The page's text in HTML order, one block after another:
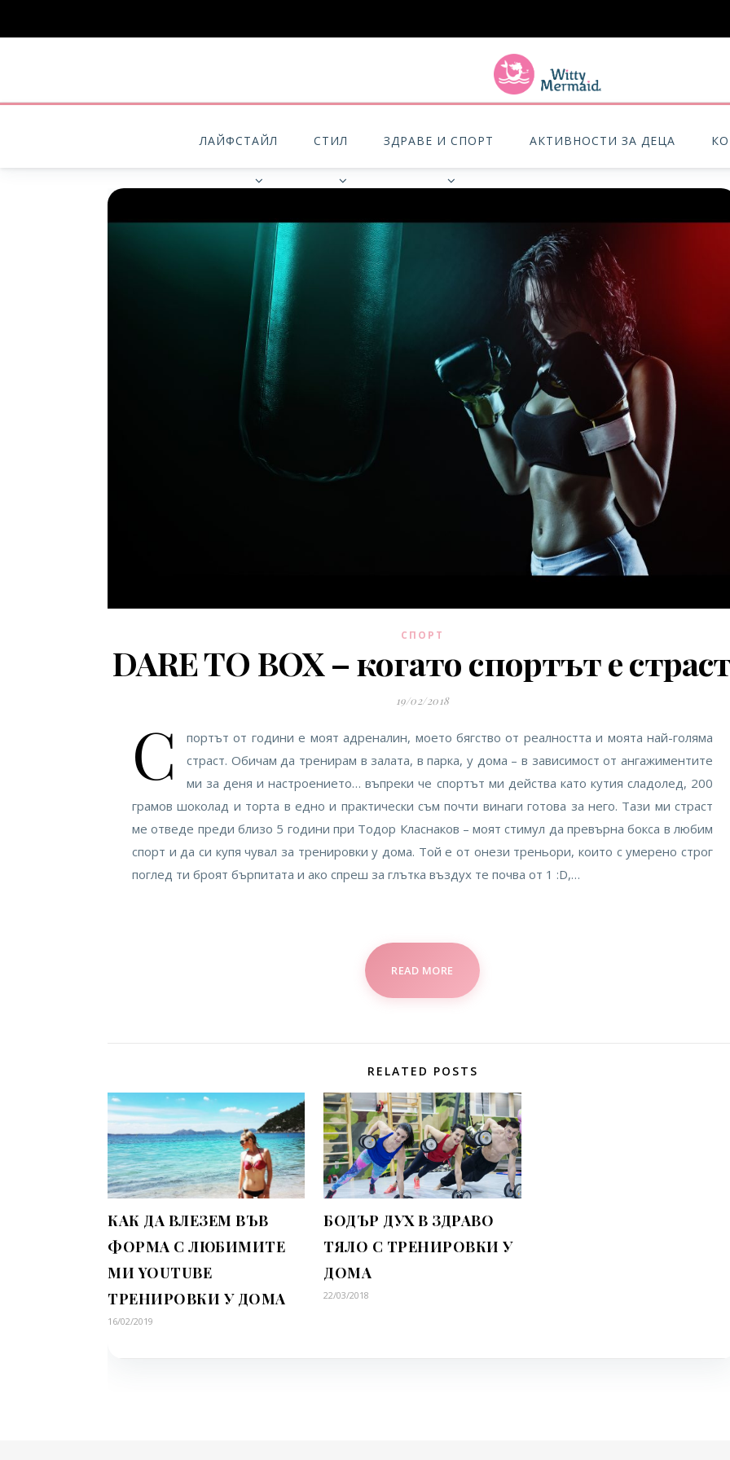
ЛАЙФСТАЙЛ СТИЛ ЗДРАВЕ И СПОРТ АКТИВНОСТИ ЗА ДЕЦА
СПОРТ
DARE TO BOX – когато спортът е
19/02/2018
С
портът от години е моят адреналин, моето бягство от реалността и моята най-голяма
страст. Обичам да тренирам в залата, в парка, у дома – в зависимост от ангажиментите
ми за деня и настроението… въпреки че спортът ми действа като кутия сладолед, 200
грамов шоколад и торта в едно и практически съм почти винаги готова за него. Тази ми страст
ме отведе преди близо 5 години при Тодор Класнаков – моят стимул да превърна бокса в любим
спорт и да си купя чувал за тренировки у дома. Той е от онези треньори, които с умерено строг
поглед ти броят бърпитата и ако спреш за глътка въздух те почва от 1 :D,…
READ MORE
RELATED POSTS
КАК ДА ВЛЕЗЕМ ВЪВ
ФОРМА С ЛЮБИМИТЕ
МИ YOUTUBE
ТРЕНИРОВКИ У ДОМА
16/02/2019
БОДЪР ДУХ В ЗДРАВО
ТЯЛО С ТРЕНИРОВКИ У
ДОМА
22/03/2018